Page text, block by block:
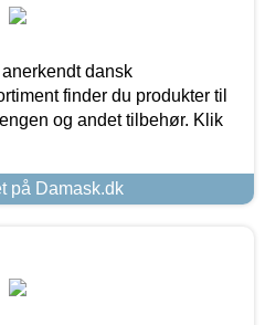
dansk
finder du produkter til
og andet tilbehør. Klik
på Damask.dk